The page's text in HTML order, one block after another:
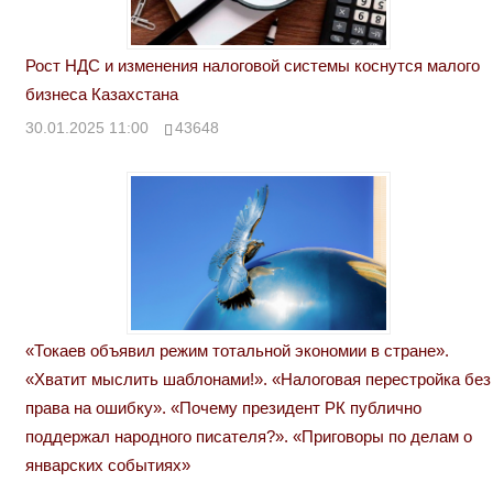
Рост НДС и изменения налоговой системы коснутся малого
бизнеса Казахстана
30.01.2025 11:00 43648
«Токаев объявил режим тотальной экономии в стране».
«Хватит мыслить шаблонами!». «Налоговая перестройка без
права на ошибку». «Почему президент РК публично
поддержал народного писателя?». «Приговоры по делам о
январских событиях»